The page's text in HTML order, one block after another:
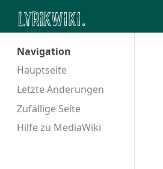
Navigation
Hauptseite
Letzte Änderungen
Zufällige Seite
Hilfe zu MediaWiki